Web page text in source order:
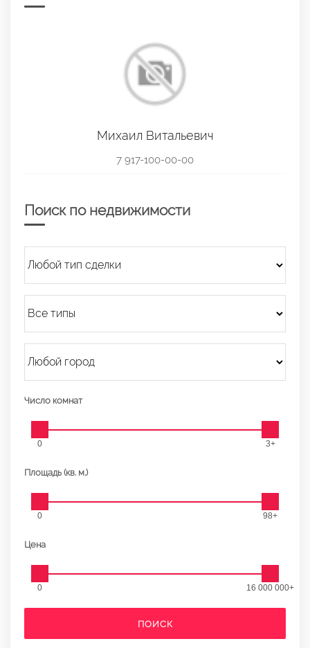
Михаил Витальевич
7 917-100-00-00
Поиск по недвижимости
Число комнат
0 3+
Площадь (кв. м.)
0 98+
Цена
0 16 000 000+
ПОИСК